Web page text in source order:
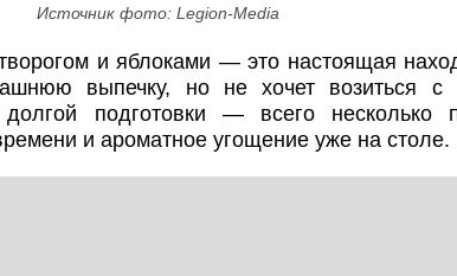
Источник фото: Legion-Media
и яблоками — это настоящая
выпечку, но не хочет возиться с
подготовки — всего несколько
и ароматное угощение уже на столе.